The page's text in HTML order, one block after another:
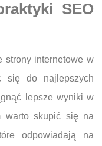
SEO
strony internetowe w
się do najlepszych
lepsze wyniki w
warto skupić się na
odpowiadają na